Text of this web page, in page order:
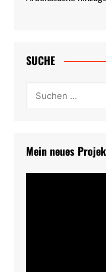
SUCHE
Mein neues